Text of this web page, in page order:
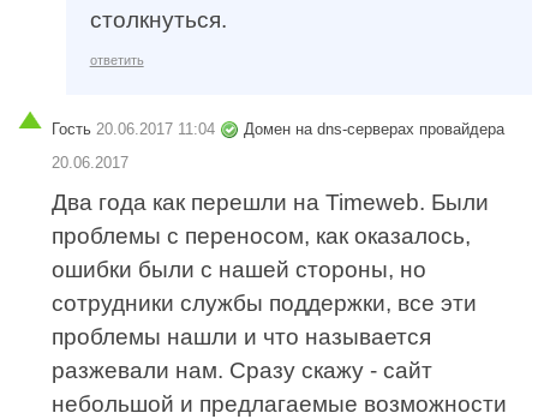
столкнуться.
ответить
Гость 20.06.2017 11:04
Домен на dns-серверах провайдера
20.06.2017
Два года как перешли на Timeweb. Были
проблемы с переносом, как оказалось,
ошибки были с нашей стороны, но
сотрудники службы поддержки, все эти
проблемы нашли и что называется
разжевали нам. Сразу скажу - сайт
небольшой и предлагаемые возможности